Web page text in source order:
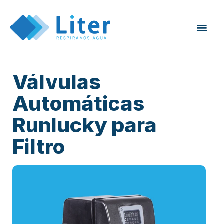
Válvulas
Automáticas
Runlucky para
Filtro